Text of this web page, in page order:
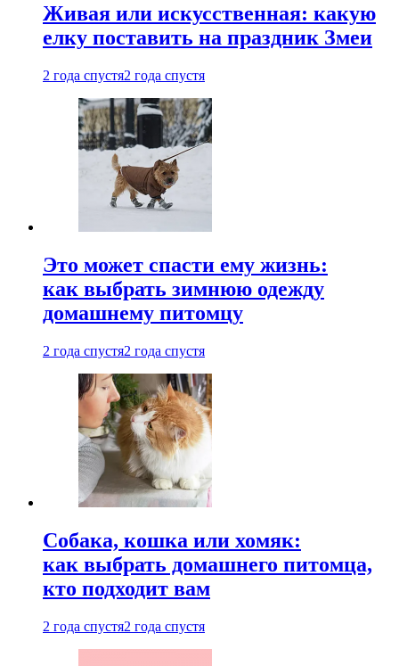
Живая или искусственная: какую
елку поставить на праздник Змеи
2 года спустя2 года спустя
Это может спасти ему жизнь:
как выбрать зимнюю одежду
домашнему питомцу
2 года спустя2 года спустя
Собака, кошка или хомяк:
как выбрать домашнего питомца,
кто подходит вам
2 года спустя2 года спустя